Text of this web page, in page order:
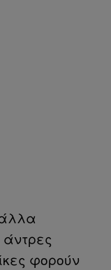
άντρες
φορούν